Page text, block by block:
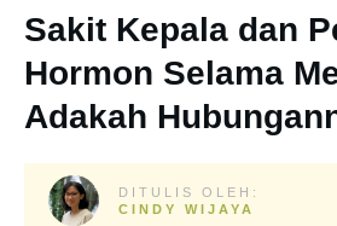
Sakit Kepala dan
Hormon Selama
Adakah
DITULIS OLEH:
CINDY WIJAYA